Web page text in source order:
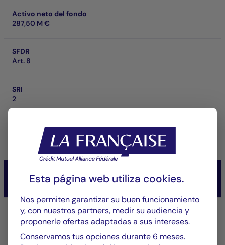
Activo neto del fondo
287,50 M €
SFDR
Art. 8
SRI
2
Rentabilidad a horizonte de inversión
CM-AM OBLI CROSSOVER 2029
Taux/Obligataire
Parte/Clase
RC
Esta página web utiliza cookies.
Nos permiten garantizar su buen funcionamiento
y, con nuestros partners, medir su audiencia y
proponerle ofertas adaptadas a sus intereses.
Conservamos tus opciones durante 6 meses.